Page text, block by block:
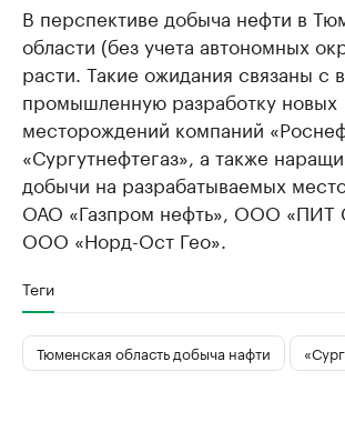
В перспективе добыча нефти в
области (без учета автономных
расти. Такие ожидания связаны с
промышленную разработку новых
месторождений компаний
«Сургутнефтегаз», а также
добычи на разрабатываемых
ОАО «Газпром нефть», ООО
ООО «Норд-Ост Гео».
Теги
Тюменская область добыча нафти